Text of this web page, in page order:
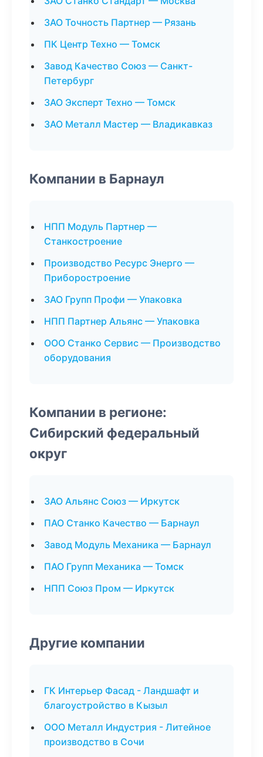
ЗАО Точность Партнер — Рязань
ПК Центр Техно — Томск
Завод Качество Союз — Санкт-
Петербург
ЗАО Эксперт Техно — Томск
ЗАО Металл Мастер — Владикавказ
Компании в Барнаул
НПП Модуль Партнер —
Станкостроение
Производство Ресурс Энерго —
Приборостроение
ЗАО Групп Профи — Упаковка
НПП Партнер Альянс — Упаковка
ООО Станко Сервис — Производство
оборудования
Компании в регионе:
Сибирский федеральный
округ
ЗАО Альянс Союз — Иркутск
ПАО Станко Качество — Барнаул
Завод Модуль Механика — Барнаул
ПАО Групп Механика — Томск
НПП Союз Пром — Иркутск
Другие компании
ГК Интерьер Фасад - Ландшафт и
благоустройство в Кызыл
ООО Металл Индустрия - Литейное
производство в Сочи